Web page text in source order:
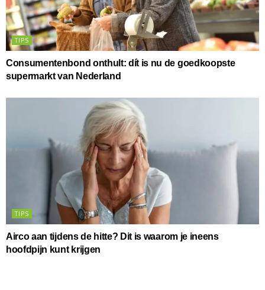
TIPS
Consumentenbond onthult: dít is nu de goedkoopste
supermarkt van Nederland
TIPS
Airco aan tijdens de hitte? Dit is waarom je ineens
hoofdpijn kunt krijgen